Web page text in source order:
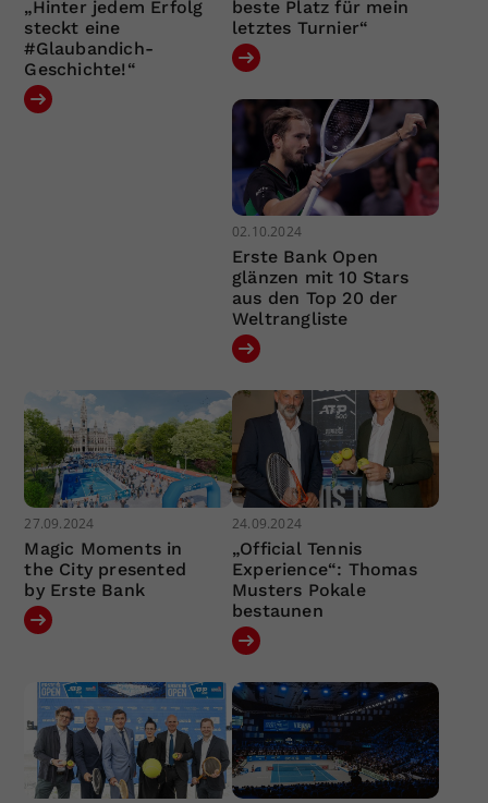
„Hinter jedem Erfolg
steckt eine
#Glaubandich-
Geschichte!“
beste Platz für mein
letztes Turnier“
02.10.2024
Erste Bank Open
glänzen mit 10 Stars
aus den Top 20 der
Weltrangliste
27.09.2024
Magic Moments in
the City presented
by Erste Bank
24.09.2024
„Official Tennis
Experience“: Thomas
Musters Pokale
bestaunen